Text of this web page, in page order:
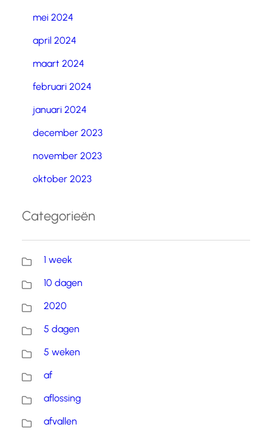
mei 2024
april 2024
maart 2024
februari 2024
januari 2024
december 2023
november 2023
oktober 2023
Categorieën
1 week
10 dagen
2020
5 dagen
5 weken
af
aflossing
afvallen